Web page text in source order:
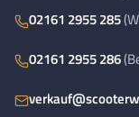
02161 2955 285
02161 2955 286